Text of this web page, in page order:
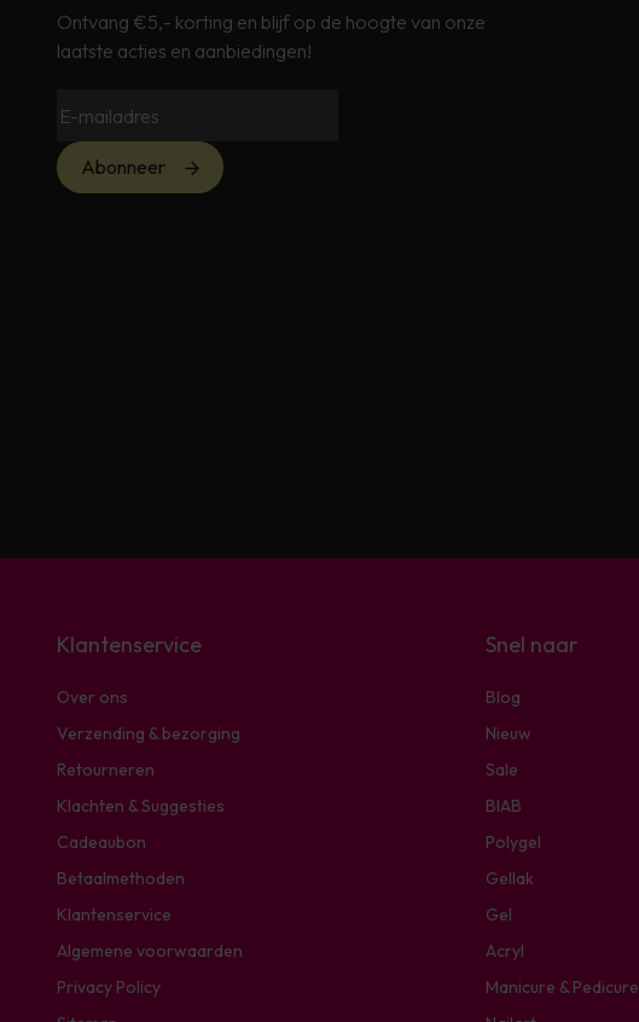
Ontvang €5,- korting en blijf op de hoogte van onze
laatste acties en aanbiedingen!
Abonneer
Klantenservice
Over ons
Verzending & bezorging
Retourneren
Klachten & Suggesties
Cadeaubon
Betaalmethoden
Klantenservice
Algemene voorwaarden
Privacy Policy
Snel naar
Blog
Nieuw
Sale
BIAB
Polygel
Gellak
Gel
Acryl
Manicure & Pedicure